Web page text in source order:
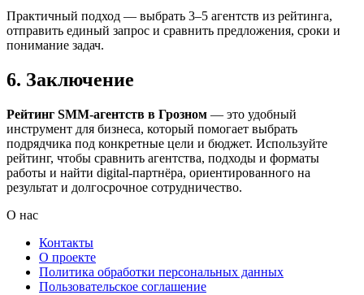
Практичный подход — выбрать 3–5 агентств из рейтинга,
отправить единый запрос и сравнить предложения, сроки и
понимание задач.
6. Заключение
Рейтинг SMM‑агентств в Грозном — это удобный
инструмент для бизнеса, который помогает выбрать
подрядчика под конкретные цели и бюджет. Используйте
рейтинг, чтобы сравнить агентства, подходы и форматы
работы и найти digital-партнёра, ориентированного на
результат и долгосрочное сотрудничество.
О нас
Контакты
О проекте
Политика обработки персональных данных
Пользовательское соглашение